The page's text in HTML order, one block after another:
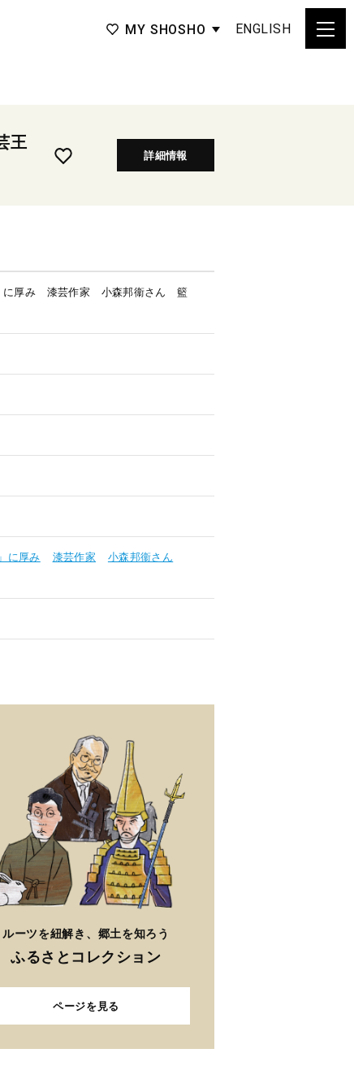
MY SHOSHO ENGLISH
王
詳細情報
に厚み 漆芸作家 小森邦衞さん 籃
に厚み 漆芸作家
小森邦衞さん
ルーツを紐解き、郷土を知ろう
ふるさとコレクション
ページを見る